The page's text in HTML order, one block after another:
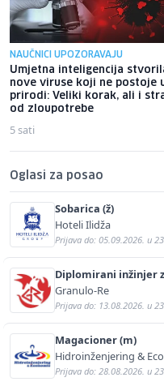
NAUČNICI UPOZORAVAJU
Umjetna inteligencija
nove viruse koji ne postoje
prirodi: Veliki korak, ali i
od zloupotrebe
5 sati
Oglasi za posao
Sobarica (ž)
Hoteli Ilidža
Prijava do: 05.09.2026. u
Diplomirani inžinjer
sigurnosti i pomoći
Granulo-Re
Prijava do: 13.08.2026. u
Magacioner (m)
Hidroinženjering &
Prijava do: 28.08.2026. u